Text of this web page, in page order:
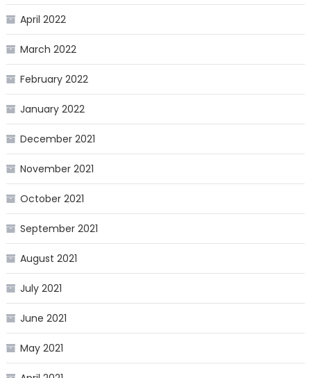
April 2022
March 2022
February 2022
January 2022
December 2021
November 2021
October 2021
September 2021
August 2021
July 2021
June 2021
May 2021